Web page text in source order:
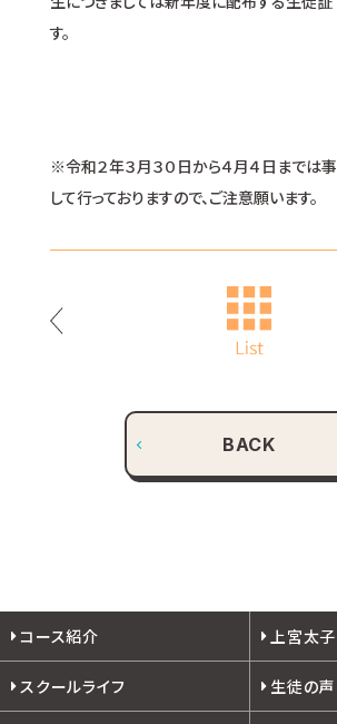
す。
※令和２年３月３０日から４月４日までは
して行っておりますので、ご注意願います。
BACK
コース紹介 上宮太
スクールライフ 生徒の声